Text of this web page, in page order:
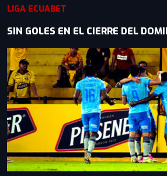
LIGA ECUABET
SIN GOLES EN EL CIERRE DEL